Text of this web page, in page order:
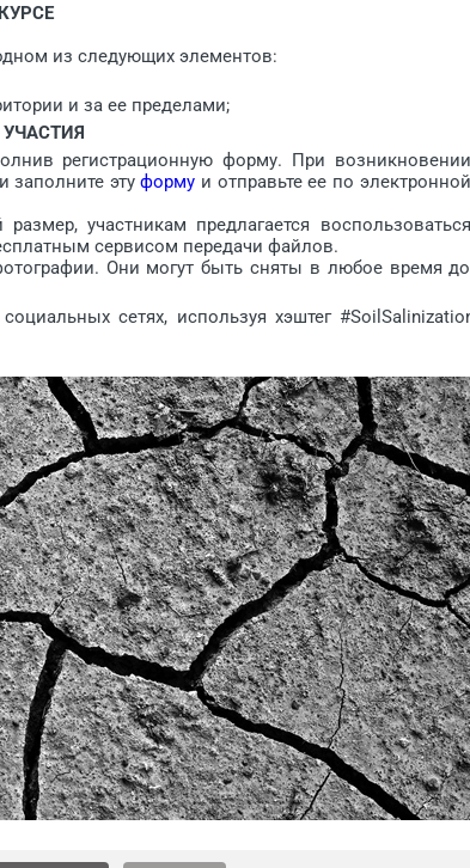
из следующих элементов:
и за ее пределами;
регистрационную форму. При возникновении
заполните этуформу и отправьте ее по электронной
участникам предлагается воспользоваться
сервисом передачи файлов.
Они могут быть сняты в любое время до
сетях, используя хэштег